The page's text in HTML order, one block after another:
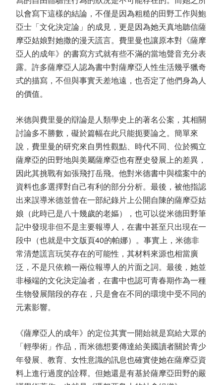
以會寫下這樣的結論，不僅是因為粗糙的田野工作與鮑
亞士「文化決定論」的成見，更是因為她天真地聽信薩
摩亞姑娘對她撒的漫天謊言。費里曼也讓原本對《薩摩
亞人的成年》的書寫方式就有些不滿的當地聲音充分表
露。許多薩摩亞人認為書中對薩摩亞人性生活幾乎獵奇
式的描寫，不但與事實天差地遠，也否定了他們身為人
的價值。
米德與費里曼的辯論是人類學史上的著名公案，其相關
討論多不勝數，礙於篇幅在此只能扼要論之。簡單來
說，費里曼的研究來自男性觀點、時代不同、位於獨立
薩摩亞的田野地與美屬薩摩亞也有歷史發展上的差異，
因此其挑戰有如張飛打岳飛。他對米德書中與檔案中的
資料也多選擇對自己有利的部分分析。最後，被他指認
出來誤導米德並曾在一部紀錄片上公開自陳的薩摩亞姑
娘（此時已是八十幾歲的老嫗），也可以從米德田野筆
記中發現非但不是主要報導人，在書中甚至只出現在一
段中（也就是中文版頁40的帕娜）。事實上，米德非
常清楚謊言玩笑存在的可能性，其材料來源也相當廣
泛，不是只依賴一兩位報導人的片面之詞。最後，她並
非極端的文化決定論者，在書中也認可青春期作為一種
生物發展階段的存在，只是會在不同的環境中受不同的
元素影響。
《薩摩亞人的成年》的定位其實一開始就是寫給大眾的
「輕學術」作品，而米德想要傳達給美國讀者關於青少
年發展、教育、女性意識的訊息也確實使她在薩摩亞資
料上進行過度的詮釋。但她還是有基於薩摩亞田野的嚴